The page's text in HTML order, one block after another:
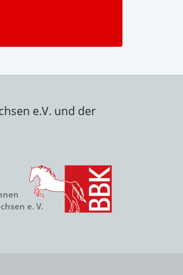
e.V. und der
e. V.